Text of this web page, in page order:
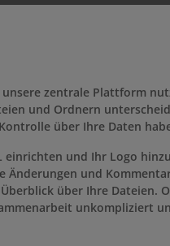
zentrale Plattform
und Ordnern
über Ihre Daten
und Ihr Logo
Änderungen und
über Ihre Dateien.
unkompliziert